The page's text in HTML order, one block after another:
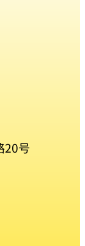
20号